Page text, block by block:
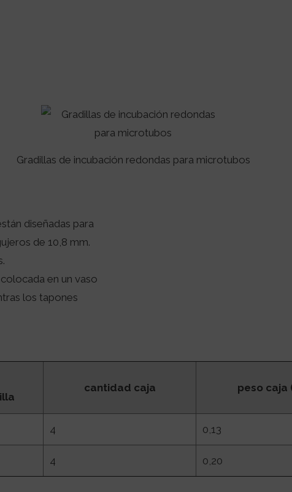
Gradillas de incubación redondas para microtubos
diseñadas para
de 10,8 mm.
en un vaso
los tapones
cantidad caja peso caja
4 0,13
4 0,20